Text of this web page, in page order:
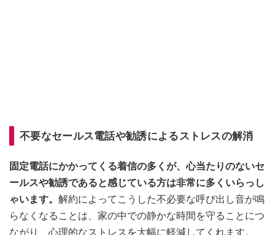
不要なセールス電話や勧誘によるストレスの解消
固定電話にかかってくる着信の多くが、心当たりのないセ
ールスや勧誘であると感じている方は非常に多くいらっし
ゃいます。 解約によってこうした不必要な呼び出し音が鳴
らなくなることは、家の中での静かな時間を守ることにつ
ながり、心理的なストレスを大幅に軽減してくれます。